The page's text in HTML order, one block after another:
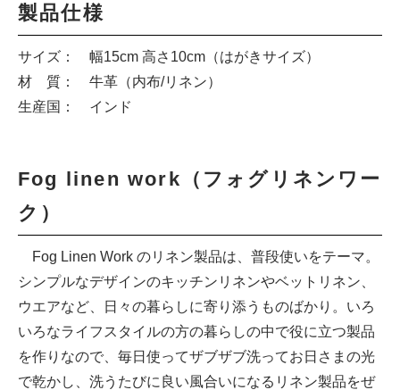
製品仕様
サイズ： 幅15cm 高さ10cm（はがきサイズ）
材 質： 牛革（内布/リネン）
生産国： インド
Fog linen work（フォグリネンワー
ク）
Fog Linen Work のリネン製品は、普段使いをテーマ。
シンプルなデザインのキッチンリネンやベットリネン、
ウエアなど、日々の暮らしに寄り添うものばかり。いろ
いろなライフスタイルの方の暮らしの中で役に立つ製品
を作りなので、毎日使ってザブザブ洗ってお日さまの光
で乾かし、洗うたびに良い風合いになるリネン製品をぜ